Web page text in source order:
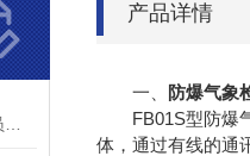
产品详情
一、
防爆气象
FB01S型防爆气
体，通过有线的通